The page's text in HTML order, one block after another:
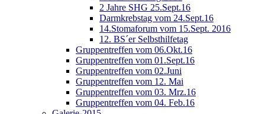
2 Jahre SHG 25.Sept.16
Darmkrebstag vom 24.Sept.16
14.Stomaforum vom 15.Sept. 2016
12. BS´er Selbsthilfetag
Gruppentreffen vom 06.Okt.16
Gruppentreffen vom 01.Sept.16
Gruppentreffen vom 02.Juni
Gruppentreffen vom 12. Mai
Gruppentreffen vom 03. Mrz.16
Gruppentreffen vom 04. Feb.16